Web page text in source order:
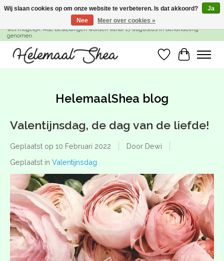
SUMMER BREAK! Wij zijn gesloten van 27 juli t/m 16 augustus. Bestellen is nog
wel mogelijk. Alle bestellingen worden vanaf 17 augustus in behandeling
genomen.
Verlanglijst
HelemaalShea blog
Valentijnsdag, de dag van de liefde!
Geplaatst op 10 Februari 2022
Door Dewi
Geplaatst in Valentijnsdag
Wij slaan cookies op om onze website te verbeteren. Is dat akkoord?
Ja
Nee
Meer over cookies »